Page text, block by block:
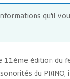
qu'il
édition du
du PIANO,